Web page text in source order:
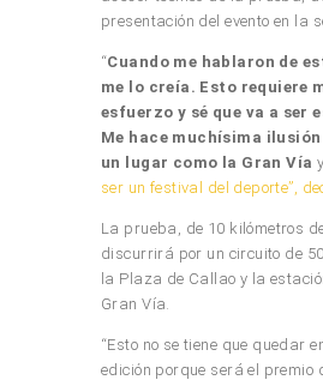
presentación del evento en la
“Cuando me hablaron de
me lo creía. Esto requiere
esfuerzo y sé que va a ser
Me hace muchísima
un lugar como la Gran Vía y
ser un festival del deporte”,
La prueba, de 10 kilómetros
discurrirá por un circuito de
la Plaza de Callao y la
Gran Vía.
“Esto no se tiene que quedar
edición porque será el premio